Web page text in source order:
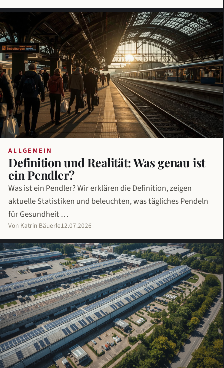
ALLGEMEIN
Definition und Realität: Was genau ist
ein Pendler?
Was ist ein Pendler? Wir erklären die Definition, zeigen
aktuelle Statistiken und beleuchten, was tägliches Pendeln
für Gesundheit …
Von Katrin Bäuerle12.07.2026